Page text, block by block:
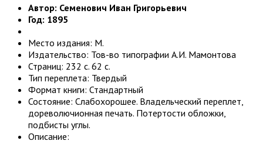
Автор: Семенович Иван Григорьевич
Год: 1895
Место издания: М.
Издательство: Тов-во типографии А.И. Мамонтова
Страниц: 232 с. 62 с.
Тип переплета: Твердый
Формат книги: Стандартный
Состояние: Слабохорошее. Владельческий переплет,
дореволючионная печать. Потертости обложки,
подбисты углы.
Описание: